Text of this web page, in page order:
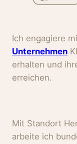
Ich engagiere
Unternehmen
erhalten und
erreichen.
Mit Standort
arbeite ich